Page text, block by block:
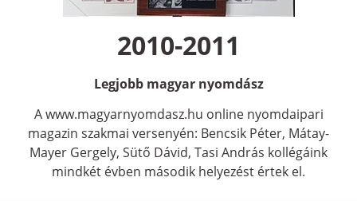
2010-2011
Legjobb magyar nyomdász
A www.magyarnyomdasz.hu online nyomdaipari
magazin szakmai versenyén: Bencsik Péter, Mátay-
Mayer Gergely, Sütő Dávid, Tasi András kollégáink
mindkét évben második helyezést értek el.